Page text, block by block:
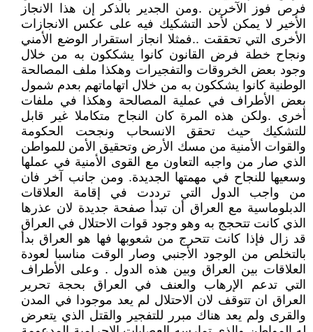
فرص فوز الآخرين .ومن الجدير بالذكر إن هذا الانجاز
الأخير لا يمكن لأحد التشكيك فيه على عكس الانجازات
الأخرى التي تحققت ..فمثلا انجاز استقرار الوضع الأمني
ونجاح خطة فرض القانون كانوا يشككون به من خلال
وجود بعض الخروقات والتفجيرات وهكذا ملف المصالحة
الوطنية كانوا يشككون به من خلال اتهاماتهم بعدم شمول
بعض الأطراف في عملية المصالحة وهكذا في ملفات
أخرى .ولكن هذه المرة كان النجاح متكاملا غير قابل
للتشكيك حيث تحقق الانسحاب ونجحت الحكومة
والقوات الأمنية من مسك الأرض وتحقيق الأمن للمواطن
الذي صار من واجبه التعاون مع القوى الأمنية في عملها
وسعيها للنجاح في مهمتها الجديدة. ومن جانب آخر فان
من واجب الدول التي ترددت في إقامة العلاقات
الدبلوماسية مع العراق أن تبدأ صفحة جديدة لان عذرها
الذي كانت تتحجج به وهو وجود قوات الاحتلال في العراق
قد زال فإذا كانت تتحرج من شعوبها فها هو العراق بدأ
بالتخلص من الوجود الأجنبي وصار الوقت مناسبا لعودة
العلاقات بين العراق وبين هذه الدول . وعلى الأطراف
التي تدعم الإرهاب والعنف في العراق بحجة تحرير
العراق ان تتوقف لان الاحتلال لم يعد موجودا في المدن
والقرى ولم يعد هناك مبرر للتفجير والقتل الذي يتعرض